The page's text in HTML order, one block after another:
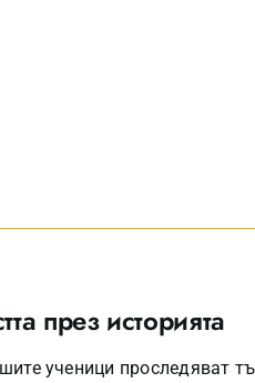
през историята
ученици проследяват